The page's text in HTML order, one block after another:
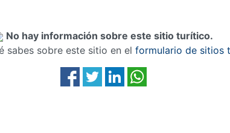
No hay información sobre este sitio turítico.
sabes sobre este sitio en el formulario de sitios